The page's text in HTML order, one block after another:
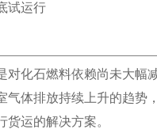
试运行
对化石燃料依赖尚未大幅
气体排放持续上升的趋势
货运的解决方案。